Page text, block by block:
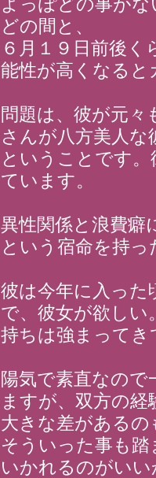
どの間と、
６月１９日前後
能性が高くなる
問題は、彼が元
さんが八方美人
ということです
ています。
異性関係と浪費癖
という宿命を持っ
彼は今年に入った
で、彼女が欲し
持ちは強まって
陽気で素直なの
ますが、双方の
大きな差がある
そういった事も
いかれるのがい